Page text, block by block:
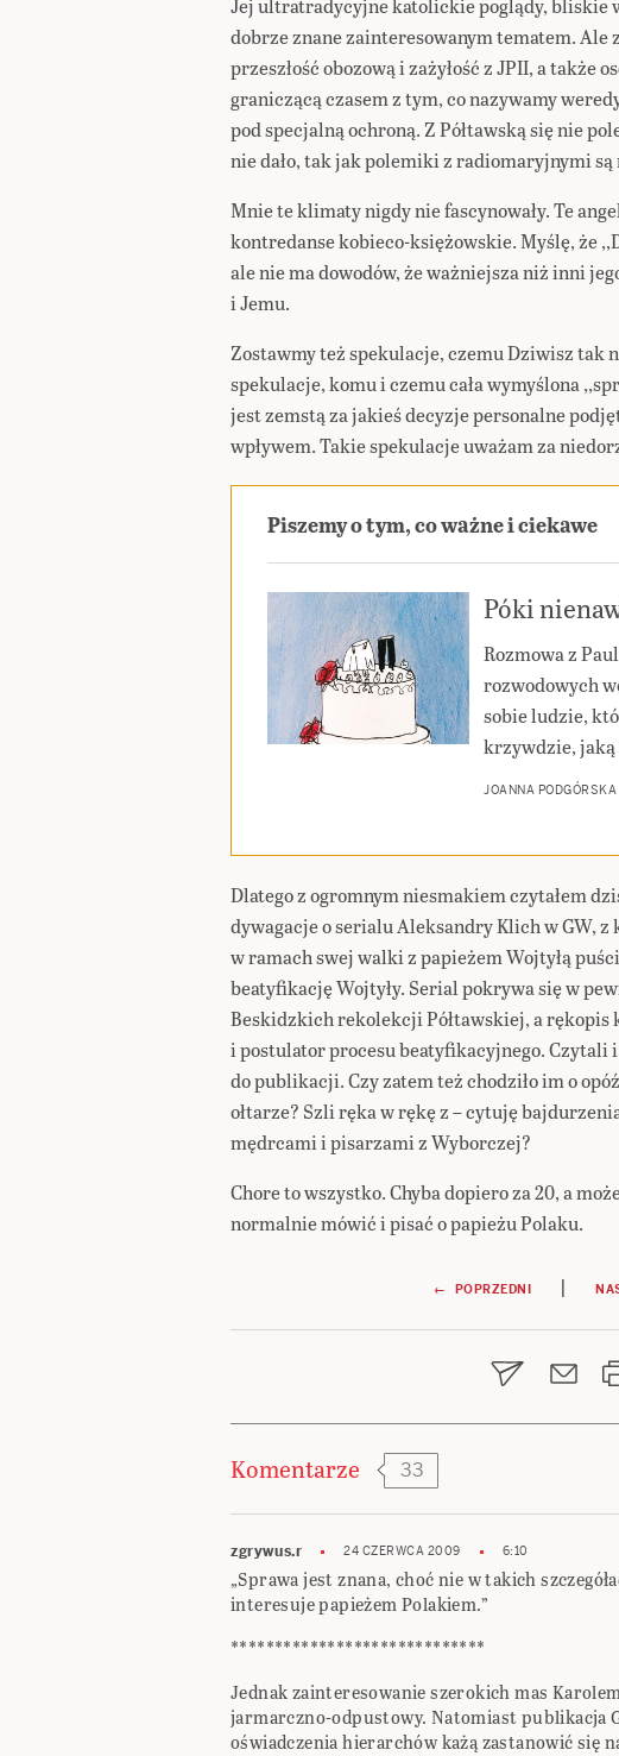
dobrze znane zainteresowanym tematem. Ale
przeszłość obozową i zażyłość z JPII, a także
graniczącą czasem z tym, co nazywamy
pod specjalną ochroną. Z Półtawską się nie
nie dało, tak jak polemiki z radiomaryjnymi są
Mnie te klimaty nigdy nie fascynowały. Te
kontredanse kobieco-księżowskie. Myślę, że
ale nie ma dowodów, że ważniejsza niż inni
i Jemu.
Zostawmy też spekulacje, czemu Dziwisz tak
spekulacje, komu i czemu cała wymyślona
jest zemstą za jakieś decyzje personalne
wpływem. Takie spekulacje uważam za
Piszemy o tym, co ważne i ciekawe
Póki
Rozmowa z
rozwodowych
sobie ludzie,
krzywdzie,
JOANNA PODGÓRSKA
Dlatego z ogromnym niesmakiem czytałem
dywagacje o serialu Aleksandry Klich w GW,
w ramach swej walki z papieżem Wojtyłą
beatyfikację Wojtyły. Serial pokrywa się w
Beskidzkich rekolekcji Półtawskiej, a
i postulator procesu beatyfikacyjnego. Czytali
do publikacji. Czy zatem też chodziło im o
ołtarze? Szli ręka w rękę z – cytuję
mędrcami i pisarzami z Wyborczej?
Chore to wszystko. Chyba dopiero za 20, a
normalnie mówić i pisać o papieżu Polaku.
wpisu
← POPRZEDNI |
Komentarze 33
zgrywus.r 24 CZERWCA 2009 6:10
„Sprawa jest znana, choć nie w takich
interesuje papieżem Polakiem.”
*****************************
Jednak zainteresowanie szerokich mas
jarmarczno-odpustowy. Natomiast publikacja
oświadczenia hierarchów każą zastanowić się